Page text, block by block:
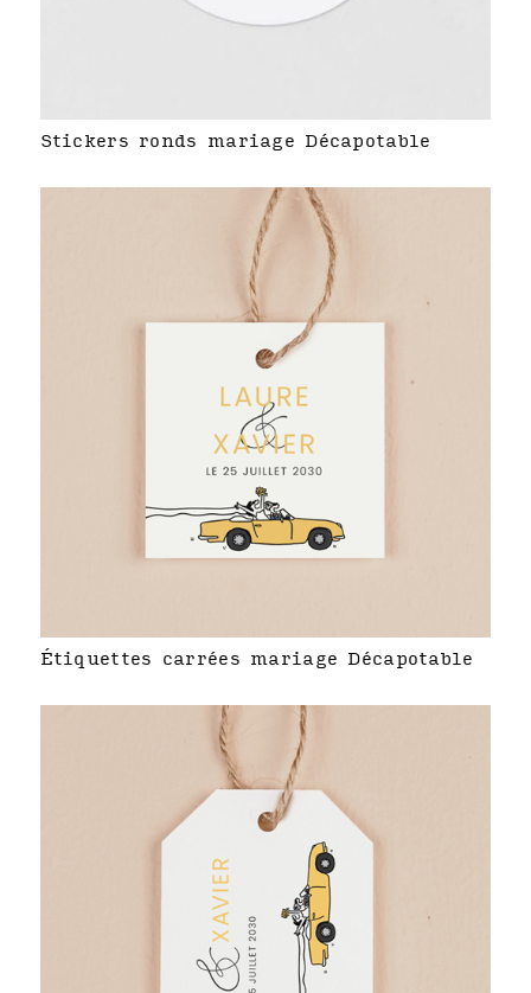
Stickers ronds mariage Décapotable
Étiquettes carrées mariage Décapotable